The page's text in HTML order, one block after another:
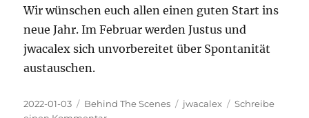
Wir wünschen euch allen einen guten Start ins
neue Jahr. Im Februar werden Justus und
jwacalex sich unvorbereitet über Spontanität
austauschen.
Veröffentlicht
2022-01-03 Kategorien
Behind The Scenes Schlagwörter
jwacalex
Schreibe